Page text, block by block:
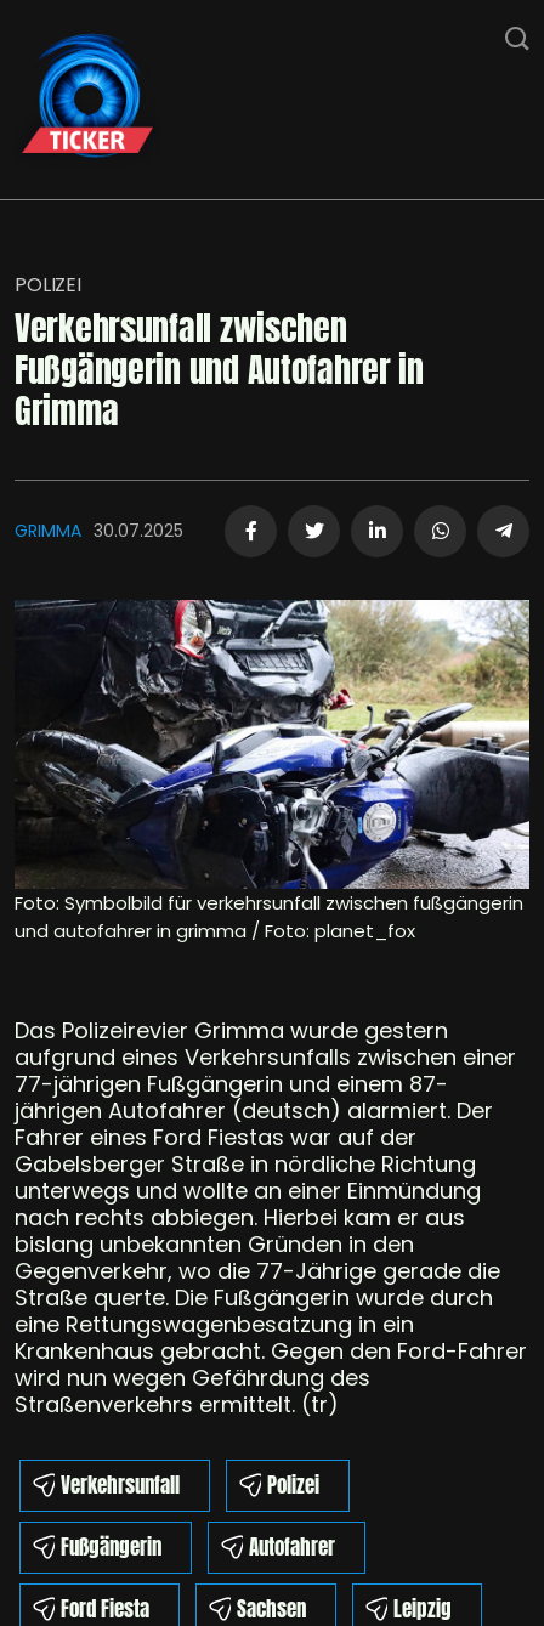
POLIZEI
Verkehrsunfall zwischen
Fußgängerin und Autofahrer in
Grimma
GRIMMA 30.07.2025
Foto: Symbolbild für verkehrsunfall zwischen fußgängerin
und autofahrer in grimma / Foto: planet_fox
Das Polizeirevier Grimma wurde gestern
aufgrund eines Verkehrsunfalls zwischen einer
77-jährigen Fußgängerin und einem 87-
jährigen Autofahrer (deutsch) alarmiert. Der
Fahrer eines Ford Fiestas war auf der
Gabelsberger Straße in nördliche Richtung
unterwegs und wollte an einer Einmündung
nach rechts abbiegen. Hierbei kam er aus
bislang unbekannten Gründen in den
Gegenverkehr, wo die 77-Jährige gerade die
Straße querte. Die Fußgängerin wurde durch
eine Rettungswagenbesatzung in ein
Krankenhaus gebracht. Gegen den Ford-Fahrer
wird nun wegen Gefährdung des
Straßenverkehrs ermittelt. (tr)
Verkehrsunfall
Polizei
Fußgängerin
Autofahrer
Ford Fiesta
Sachsen Leipzig